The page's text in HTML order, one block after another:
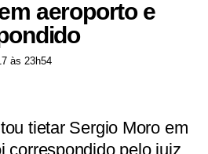
aeroporto e
às 23h54
tietar Sergio Moro em
correspondido pelo juiz